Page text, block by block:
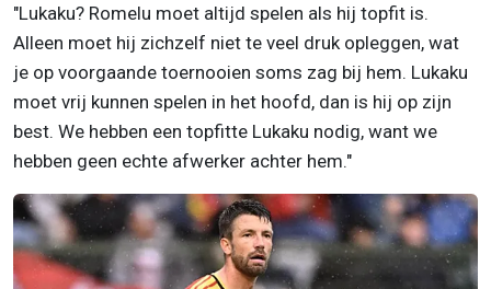
"Lukaku? Romelu moet altijd spelen als hij topfit is.
Alleen moet hij zichzelf niet te veel druk opleggen, wat
je op voorgaande toernooien soms zag bij hem. Lukaku
moet vrij kunnen spelen in het hoofd, dan is hij op zijn
best. We hebben een topfitte Lukaku nodig, want we
hebben geen echte afwerker achter hem."